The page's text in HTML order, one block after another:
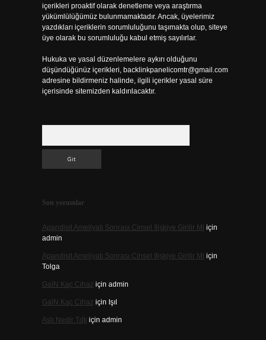
içerikleri proaktif olarak denetleme veya araştırma
yükümlülüğümüz bulunmamaktadır. Ancak, üyelerimiz
yazdıkları içeriklerin sorumluluğunu taşımakta olup, siteye
üye olarak bu sorumluluğu kabul etmiş sayılırlar.
Hukuka ve yasal düzenlemelere aykırı olduğunu
düşündüğünüz içerikleri, backlinkpanelicomtr@gmail.com
adresine bildirmeniz halinde, ilgili içerikler yasal süre
içerisinde sitemizden kaldırılacaktır.
Son yorumlar
Apandisit Ameliyatı Sonrası Cinsel Ilişkiye Girilir Mi için
admin
Apandisit Ameliyatı Sonrası Cinsel Ilişkiye Girilir Mi için
Tolga
Gai̇N Kaç Cihaz için admin
Gai̇N Kaç Cihaz için Işıl
Aslı Nedir Tdk için admin